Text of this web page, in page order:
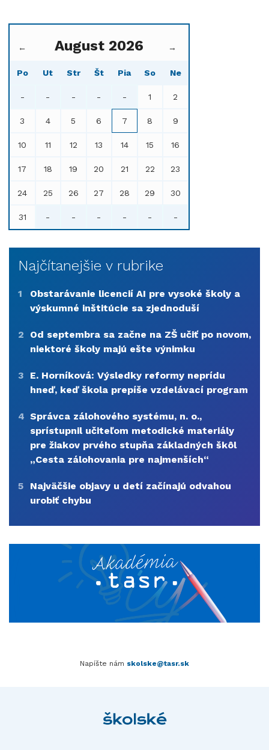
← August 2026 →
Po Ut Str Št Pia So Ne
- - - - - 1 2
3 4 5 6 7 8 9
10 11 12 13 14 15 16
17 18 19 20 21 22 23
24 25 26 27 28 29 30
31 - - - - - -
Najčítanejšie v rubrike
1
Obstarávanie licencií AI pre vysoké školy a
výskumné inštitúcie sa zjednoduší
2
Od septembra sa začne na ZŠ učiť po novom,
niektoré školy majú ešte výnimku
3
E. Horníková: Výsledky reformy neprídu
hneď, keď škola prepíše vzdelávací program
4 Správca zálohového systému, n. o.,
sprístupnil učiteľom metodické materiály
pre žiakov prvého stupňa základných škôl
„Cesta zálohovania pre najmenších“
5
Najväčšie objavy u detí začínajú odvahou
urobiť chybu
Napíšte nám skolske@tasr.sk